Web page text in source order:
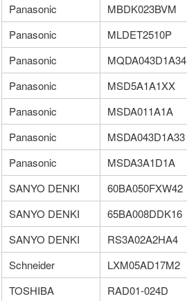
Panasonic
MBDK023BVM
Panasonic
MLDET2510P
Panasonic
MQDA043D1A34
Panasonic
MSD5A1A1XX
Panasonic
MSDA011A1A
Panasonic
MSDA043D1A33
Panasonic
MSDA3A1D1A
SANYO DENKI
60BA050FXW42
SANYO DENKI
65BA008DDK16
SANYO DENKI
RS3A02A2HA4
Schneider
LXM05AD17M2
TOSHIBA
RAD01-024D